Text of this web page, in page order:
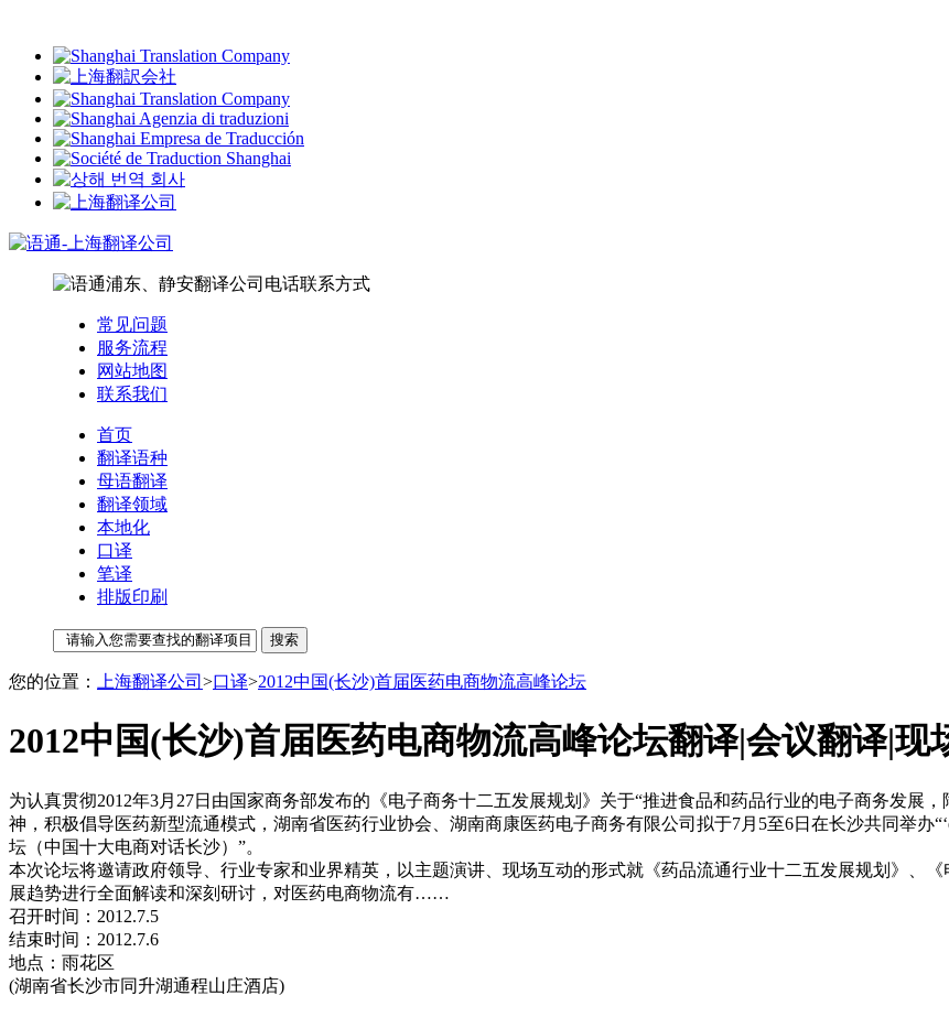
常见问题
服务流程
网站地图
联系我们
首页
翻译语种
母语翻译
翻译领域
本地化
口译
笔译
排版印刷
您的位置： 上海翻译公司 >口译>2012中国(长沙)首届医药电商物流高峰论坛
2012中国(长沙)首届医药电商物流高峰论坛翻译|会议翻译|现
为认真贯彻2012年3月27日由国家商务部发布的《电子商务十二五发展规划》关于“推进食品和药品行业的电子商务发展
神，积极倡导医药新型流通模式，湖南省医药行业协会、湖南商康医药电子商务有限公司拟于7月5至6日在长沙共同举
坛（中国十大电商对话长沙）”。
本次论坛将邀请政府领导、行业专家和业界精英，以主题演讲、现场互动的形式就《药品流通行业十二五发展规划》、
展趋势进行全面解读和深刻研讨，对医药电商物流有……
召开时间：2012.7.5
结束时间：2012.7.6
地点：雨花区
(湖南省长沙市同升湖通程山庄酒店)